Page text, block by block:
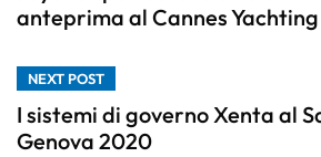
anteprima al Cannes
NEXT POST
I sistemi di governo Xenta al
Genova 2020